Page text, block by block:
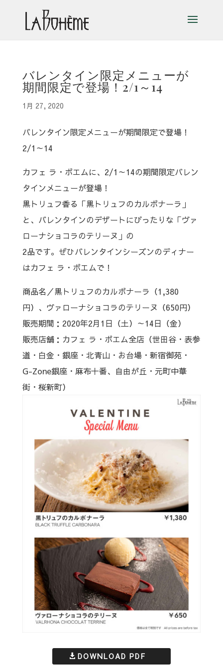
バレンタイン限定メニューが
期間限定で登場！2/1～14
1月 27, 2020
バレンタイン限定メニューが期間限定で登場！
2/1～14
カフェ ラ・ボエムに、2/1～14の期間限定バレン
タインメニューが登場！
黒トリュフ香る「黒トリュフのカルボナーラ」
と、バレンタインのデザートにぴったりな「ヴァ
ローナショコラのテリーヌ」の
2品です。ぜひバレンタインシーズンのディナー
はカフェ ラ・ボエムで！
商品名／黒トリュフのカルボナーラ（1,380
円）、ヴァローナショコラのテリーヌ（650円）
販売期間：2020年2月1日（土）～14日（金）
販売店舗：カフェ ラ・ボエム全店（世田谷・表参
道・白金・銀座・北青山・お台場・新宿御苑・
G-Zone銀座・麻布十番、自由が丘・元町中華
街・桜新町）
DOWNLOAD PDF